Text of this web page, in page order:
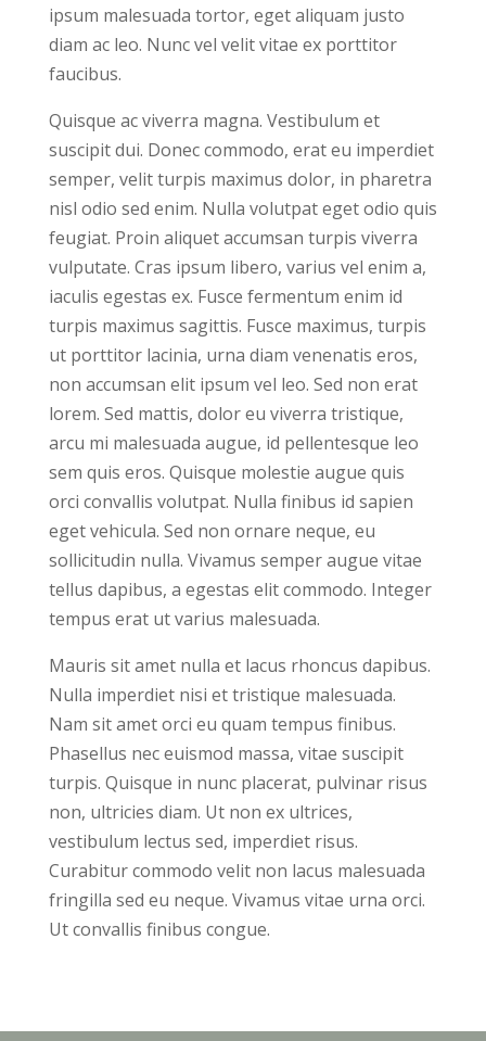
ipsum malesuada tortor, eget aliquam justo
diam ac leo. Nunc vel velit vitae ex porttitor
faucibus.
Quisque ac viverra magna. Vestibulum et
suscipit dui. Donec commodo, erat eu imperdiet
semper, velit turpis maximus dolor, in pharetra
nisl odio sed enim. Nulla volutpat eget odio quis
feugiat. Proin aliquet accumsan turpis viverra
vulputate. Cras ipsum libero, varius vel enim a,
iaculis egestas ex. Fusce fermentum enim id
turpis maximus sagittis. Fusce maximus, turpis
ut porttitor lacinia, urna diam venenatis eros,
non accumsan elit ipsum vel leo. Sed non erat
lorem. Sed mattis, dolor eu viverra tristique,
arcu mi malesuada augue, id pellentesque leo
sem quis eros. Quisque molestie augue quis
orci convallis volutpat. Nulla finibus id sapien
eget vehicula. Sed non ornare neque, eu
sollicitudin nulla. Vivamus semper augue vitae
tellus dapibus, a egestas elit commodo. Integer
tempus erat ut varius malesuada.
Mauris sit amet nulla et lacus rhoncus dapibus.
Nulla imperdiet nisi et tristique malesuada.
Nam sit amet orci eu quam tempus finibus.
Phasellus nec euismod massa, vitae suscipit
turpis. Quisque in nunc placerat, pulvinar risus
non, ultricies diam. Ut non ex ultrices,
vestibulum lectus sed, imperdiet risus.
Curabitur commodo velit non lacus malesuada
fringilla sed eu neque. Vivamus vitae urna orci.
Ut convallis finibus congue.